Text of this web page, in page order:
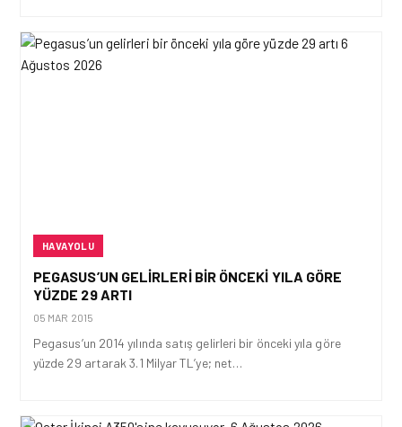
HAVAYOLU
PEGASUS’UN GELIRLERI BIR ÖNCEKI YILA GÖRE
YÜZDE 29 ARTI
05 MAR 2015
Pegasus’un 2014 yılında satış gelirleri bir önceki yıla göre
yüzde 29 artarak 3.1 Milyar TL’ye; net…